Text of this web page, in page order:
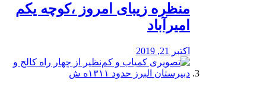
منظره‌‌ زیبای امروز ،کوچه یکم
امیرآباد
اکتبر 21, 2019